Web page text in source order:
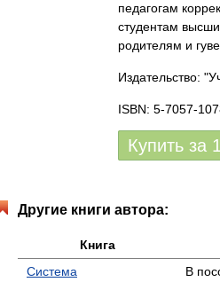
педагогам
студентам
родителям и
Издательство:
ISBN: 5-7057-
Купить за
Другие книги автора:
Книга
Система
В